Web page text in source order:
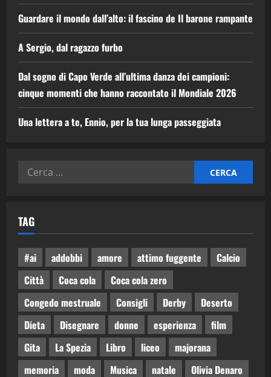
Guardare il mondo dall’alto: il fascino de Il barone rampante
A Sergio, dal ragazzo furbo
Dal sogno di Capo Verde all’ultima danza dei campioni:
cinque momenti che hanno raccontato il Mondiale 2026
Una lettera a te, Ennio, per la tua lunga passeggiata
TAG
#ai addobbi amore attimo fuggente
Calcio
Città
Coca cola
Coca cola zero
Congedo mestruale
Consigli Derby
Deserto
Dieta
Disegnare donne esperienza
film
Gita
La Spezia Libro liceo
majorana
memoria
moda Musica natale Olivia Denaro